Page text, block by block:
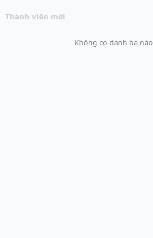
Thành viên mới
Không có danh bạ nào